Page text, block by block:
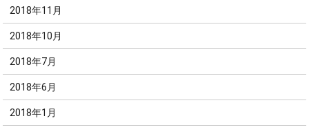
2018年11月
2018年10月
2018年7月
2018年6月
2018年1月